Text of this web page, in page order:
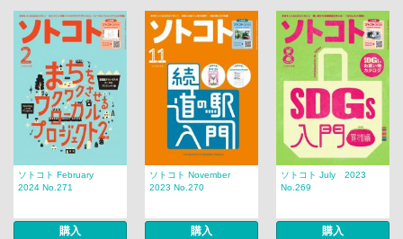
ソトコト February
2024 No.271
購入
ソトコト November
2023 No.270
購入
ソトコト July 2023
No.269
購入